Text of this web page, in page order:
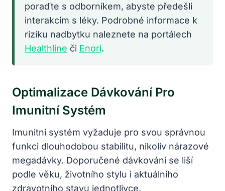
poraďte s odborníkem, abyste předešli
interakcím s léky. Podrobné informace k
riziku nadbytku naleznete na portálech
Healthline či Enori.
Optimalizace Dávkování Pro
Imunitní Systém
Imunitní systém vyžaduje pro svou správnou
funkci dlouhodobou stabilitu, nikoliv nárazové
megadávky. Doporučené dávkování se liší
podle věku, životního stylu i aktuálního
zdravotního stavu jednotlivce.